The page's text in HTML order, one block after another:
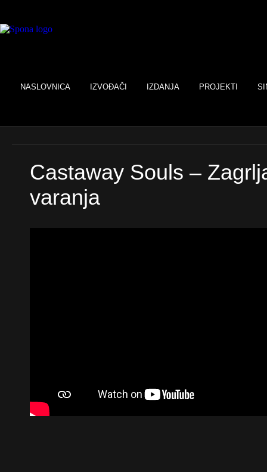
NASLOVNICA IZVOĐAČI IZDANJA PROJEKTI
Castaway Souls –
varanja